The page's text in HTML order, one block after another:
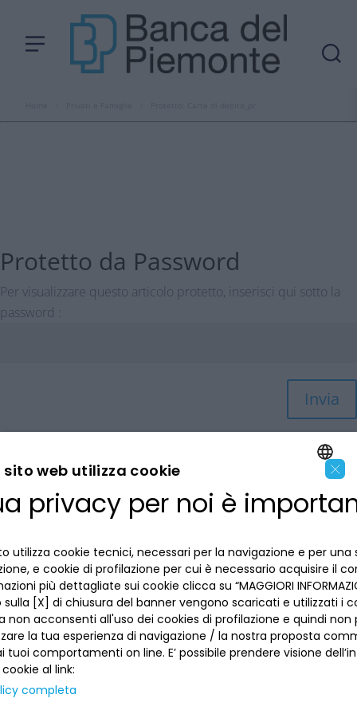
Protetto da Password
Per visualizzare questo articolo protetto, inserisci qui sotto la
password :
Invia
LA BANCA
Dove siamo
Lavora con noi
Reclami
Numeri utili
INFORMAZIONI PER IL CLIENTE
Privacy
La tua scelta sui cookies
Informativa al pubblico
Sepa
Sicurezza
ACCESSIBILITÀ E APP
SEGUICI SUI SOCIAL
ENGLISH
×
sito web utilizza cookie
privacy per noi è
utilizza cookie tecnici, necessari per la navigazione e per una
e cookie di profilazione per cui è necessario acquisire il
più dettagliate sui cookie clicca su “MAGGIORI
[X] di chiusura del banner vengono scaricati e utilizzati i
non acconsenti all'uso dei cookies di profilazione e quindi non
la tua esperienza di navigazione / la nostra proposta
tuoi comportamenti on line. E’ possibile prendere visione
al link:
completa